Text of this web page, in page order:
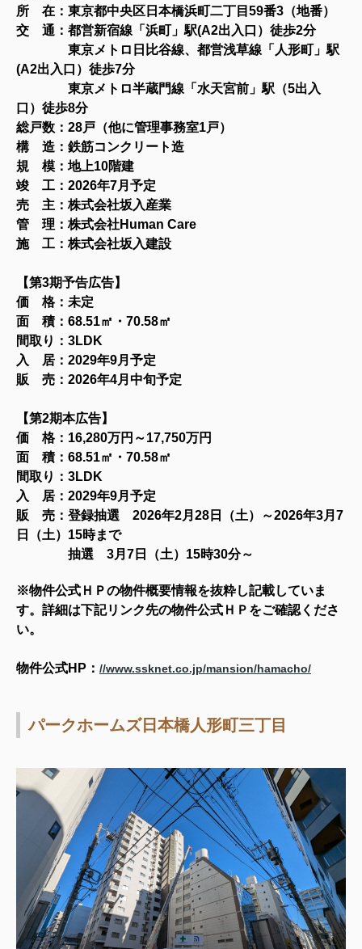
所 在：東京都中央区日本橋浜町二丁目59番3（地番）
交 通：都営新宿線「浜町」駅(A2出入口）徒歩2分
東京メトロ日比谷線、都営浅草線「人形町」駅
(A2出入口）徒歩7分
東京メトロ半蔵門線「水天宮前」駅（5出入
口）徒歩8分
総戸数：28戸（他に管理事務室1戸）
構 造：鉄筋コンクリート造
規 模：地上10階建
竣 工：2026年7月予定
売 主：株式会社坂入産業
管 理：株式会社Human Care
施 工：株式会社坂入建設
【第3期予告広告】
価 格：未定
面 積：68.51㎡・70.58㎡
間取り：3LDK
入 居：2029年9月予定
販 売：2026年4月中旬予定
【第2期本広告】
価 格：16,280万円～17,750万円
面 積：68.51㎡・70.58㎡
間取り：3LDK
入 居：2029年9月予定
販 売：登録抽選 2026年2月28日（土）～2026年3月7
日（土）15時まで
抽選 3月7日（土）15時30分～
※物件公式ＨＰの物件概要情報を抜粋し記載していま
す。詳細は下記リンク先の物件公式ＨＰをご確認くださ
い。
物件公式HP： //www.ssknet.co.jp/mansion/hamacho/
パークホームズ日本橋人形町三丁目